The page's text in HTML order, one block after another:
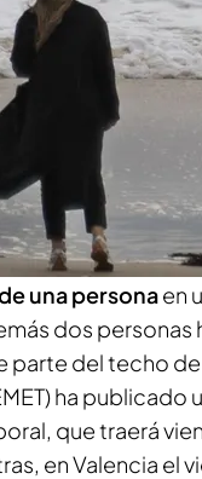
que deja un
mar
en
ha contabilizado,
por hora, que
muros que se
una personaen
dos personas
parte del techo de
ha publicado
que traerá
en Valencia el